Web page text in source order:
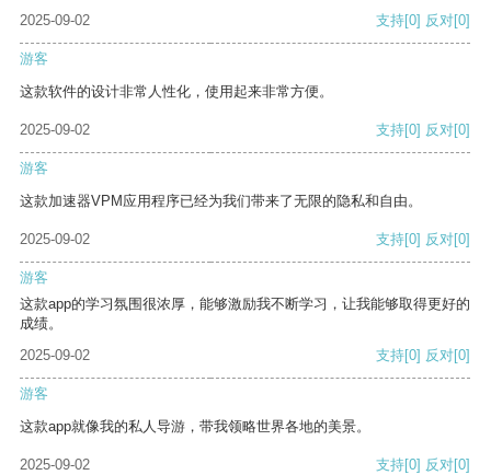
2025-09-02
支持[0] 反对[0]
游客
这款软件的设计非常人性化，使用起来非常方便。
2025-09-02 支持[0] 反对[0]
游客
这款加速器VPM应用程序已经为我们带来了无限的隐私和自由。
2025-09-02 支持[0] 反对[0]
游客
这款app的学习氛围很浓厚，能够激励我不断学习，让我能够取得更好的
成绩。
2025-09-02
支持[0] 反对[0]
游客
这款app就像我的私人导游，带我领略世界各地的美景。
2025-09-02 支持[0] 反对[0]